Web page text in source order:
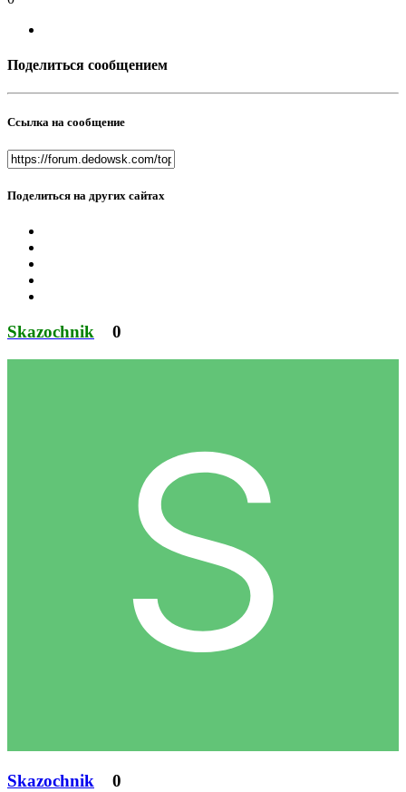
Поделиться сообщением
Ссылка на сообщение
Поделиться на других сайтах
Skazochnik 0
Skazochnik 0